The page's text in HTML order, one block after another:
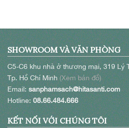
SHOWROOM VÀ VĂN PHÒNG
C5-C6 khu nhà ở thương mại, 319 Lý
Tp. Hồ Chí Minh(Xem bản đồ)
Email:sanphamsach@hitasanti.com
Hotline:08.66.484.666
KẾT NỐI VỚI CHÚNG TÔI